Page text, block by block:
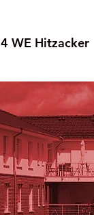
4 WE Hitzacker